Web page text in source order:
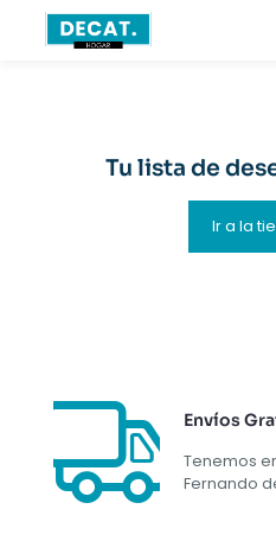
Tu lista de
Ir a la
Envíos
Tenemos
Fernando